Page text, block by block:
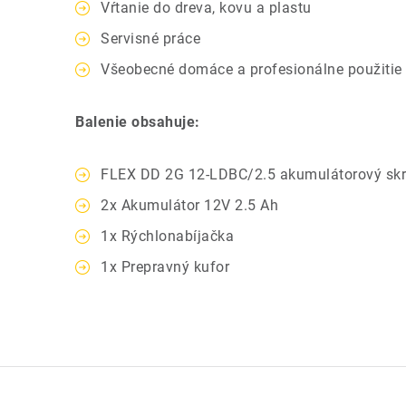
Vŕtanie do dreva, kovu a plastu
Servisné práce
Všeobecné domáce a profesionálne použitie
Balenie obsahuje:
FLEX DD 2G 12-LDBC/2.5 akumulátorový
2x Akumulátor 12V 2.5 Ah
1x Rýchlonabíjačka
1x Prepravný kufor